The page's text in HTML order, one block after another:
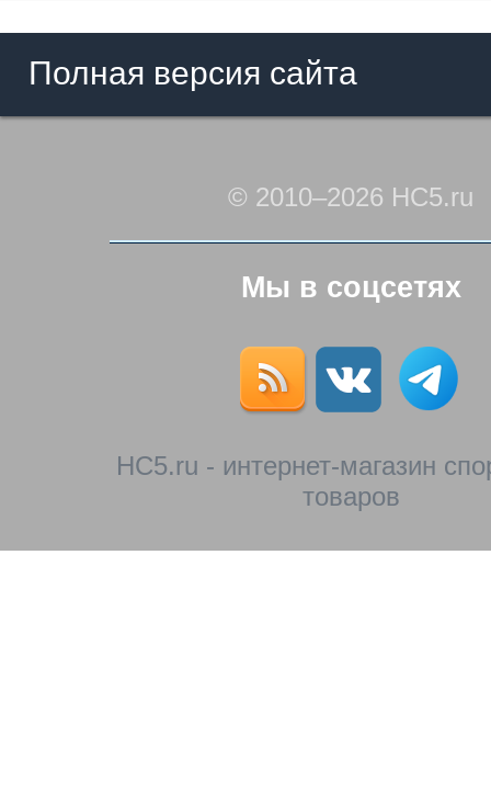
Полная версия сайта
© 2010–2026 HC5.ru
Мы в соцсетях
HC5.ru - интернет-магазин
товаров